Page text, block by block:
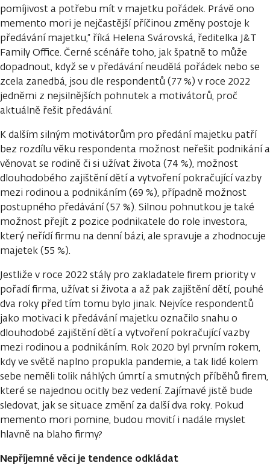
pomíjivost a potřebu mít v majetku pořádek. Právě ono
memento mori je nejčastější příčinou změny postoje k
předávání majetku,“ říká Helena Svárovská, ředitelka J&T
Family Office. Černé scénáře toho, jak špatně to může
dopadnout, když se v předávání neudělá pořádek nebo se
zcela zanedbá, jsou dle respondentů (77 %) v roce 2022
jedněmi z nejsilnějších pohnutek a motivátorů, proč
aktuálně řešit předávání.
K dalším silným motivátorům pro předání majetku patří
bez rozdílu věku respondenta možnost neřešit podnikání a
věnovat se rodině či si užívat života (74 %), možnost
dlouhodobého zajištění dětí a vytvoření pokračující vazby
mezi rodinou a podnikáním (69 %), případně možnost
postupného předávání (57 %). Silnou pohnutkou je také
možnost přejít z pozice podnikatele do role investora,
který neřídí firmu na denní bázi, ale spravuje a zhodnocuje
majetek (55 %).
Jestliže v roce 2022 stály pro zakladatele firem priority v
pořadí firma, užívat si života a až pak zajištění dětí, pouhé
dva roky před tím tomu bylo jinak. Nejvíce respondentů
jako motivaci k předávání majetku označilo snahu o
dlouhodobé zajištění dětí a vytvoření pokračující vazby
mezi rodinou a podnikáním. Rok 2020 byl prvním rokem,
kdy ve světě naplno propukla pandemie, a tak lidé kolem
sebe neměli tolik náhlých úmrtí a smutných příběhů firem,
které se najednou ocitly bez vedení. Zajímavé jistě bude
sledovat, jak se situace změní za další dva roky. Pokud
memento mori pomine, budou movití i nadále myslet
hlavně na blaho firmy?
Nepříjemné věci je tendence odkládat